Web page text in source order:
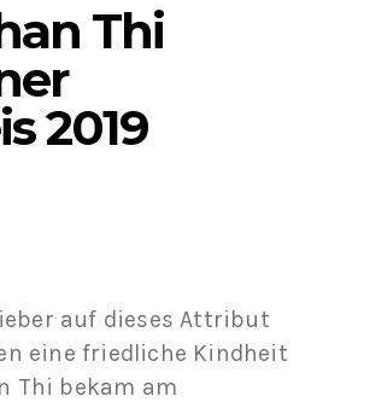
Thi
2019
auf dieses Attribut
eine friedliche Kindheit
Thi bekam am